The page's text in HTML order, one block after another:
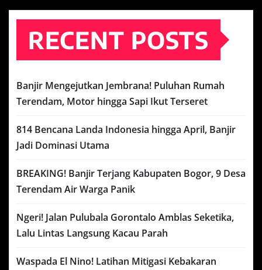
RECENT POSTS
Banjir Mengejutkan Jembrana! Puluhan Rumah
Terendam, Motor hingga Sapi Ikut Terseret
814 Bencana Landa Indonesia hingga April, Banjir
Jadi Dominasi Utama
BREAKING! Banjir Terjang Kabupaten Bogor, 9 Desa
Terendam Air Warga Panik
Ngeri! Jalan Pulubala Gorontalo Amblas Seketika,
Lalu Lintas Langsung Kacau Parah
Waspada El Nino! Latihan Mitigasi Kebakaran